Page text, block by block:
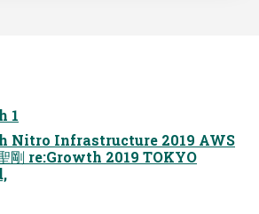
1
Nitro Infrastructure 2019 AWS
剛 re:Growth 2019 TOKYO